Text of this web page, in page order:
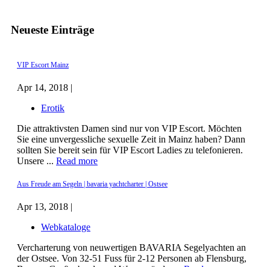
Neueste Einträge
VIP Escort Mainz
Apr 14, 2018 |
Erotik
Die attraktivsten Damen sind nur von VIP Escort. Möchten
Sie eine unvergessliche sexuelle Zeit in Mainz haben? Dann
sollten Sie bereit sein für VIP Escort Ladies zu telefonieren.
Unsere ... Read more
Aus Freude am Segeln | bavaria yachtcharter | Ostsee
Apr 13, 2018 |
Webkataloge
Vercharterung von neuwertigen BAVARIA Segelyachten an
der Ostsee. Von 32-51 Fuss für 2-12 Personen ab Flensburg,